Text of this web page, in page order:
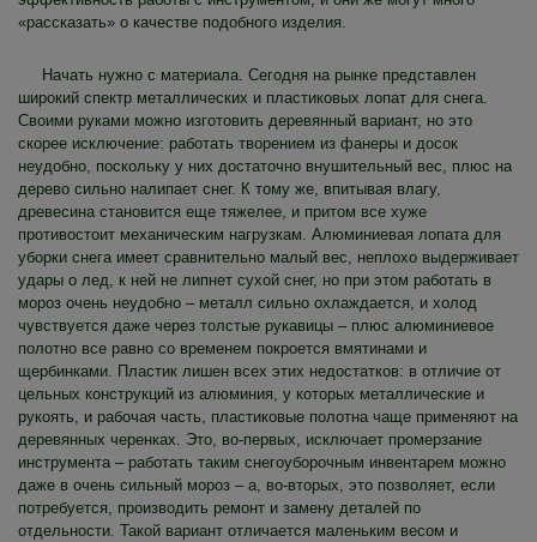
«рассказать» о качестве подобного изделия.
Начать нужно с материала. Сегодня на рынке представлен
широкий спектр металлических и пластиковых лопат для снега.
Своими руками можно изготовить деревянный вариант, но это
скорее исключение: работать творением из фанеры и досок
неудобно, поскольку у них достаточно внушительный вес, плюс на
дерево сильно налипает снег. К тому же, впитывая влагу,
древесина становится еще тяжелее, и притом все хуже
противостоит механическим нагрузкам. Алюминиевая лопата для
уборки снега имеет сравнительно малый вес, неплохо выдерживает
удары о лед, к ней не липнет сухой снег, но при этом работать в
мороз очень неудобно – металл сильно охлаждается, и холод
чувствуется даже через толстые рукавицы – плюс алюминиевое
полотно все равно со временем покроется вмятинами и
щербинками. Пластик лишен всех этих недостатков: в отличие от
цельных конструкций из алюминия, у которых металлические и
рукоять, и рабочая часть, пластиковые полотна чаще применяют на
деревянных черенках. Это, во-первых, исключает промерзание
инструмента – работать таким снегоуборочным инвентарем можно
даже в очень сильный мороз – а, во-вторых, это позволяет, если
потребуется, производить ремонт и замену деталей по
отдельности. Такой вариант отличается маленьким весом и